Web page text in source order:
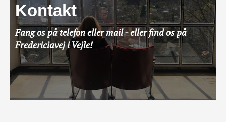
Kontakt
Fang os på telefon eller mail -eller find os på
Fredericiavej i Vejle!